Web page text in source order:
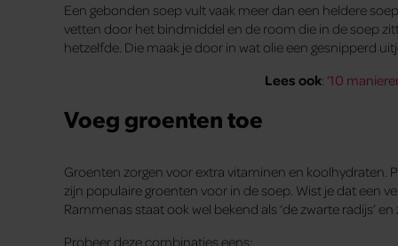
Een gebonden soep vult vaak meer dan een heldere
vetten door het bindmiddel en de room die in de soep
hetzelfde. Die maak je door in wat olie een gesnipperd
Lees ook:’10
Voeg groenten toe
Groenten zorgen voor extra vitaminen en
zijn populaire groenten voor in de soep. Wist je dat een
Rammenas staat ook wel bekend als ‘de zwarte radijs’
Probeer deze combinaties eens: